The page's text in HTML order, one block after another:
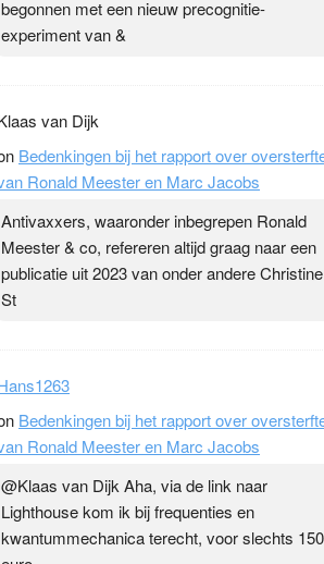
Kloptdatwel?
onHelderziendheid een bayesiaanse update
parapsychologie zelfexperimenten ben ik
experiment van &
Klaas van Dijk
onBedenkingen bij het rapport over oversterfte
van Ronald Meester en Marc Jacobs
Meester & co, refereren altijd graag naar een
St
Hans1263
onBedenkingen bij het rapport over oversterfte